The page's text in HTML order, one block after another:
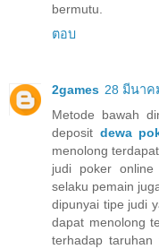
bermutu.
ตอบ
2games 28 มีนาค
Metode bawah
deposit dewa
menolong
judi poker
selaku pemain
dipunyai tipe judi
dapat menolong
terhadap